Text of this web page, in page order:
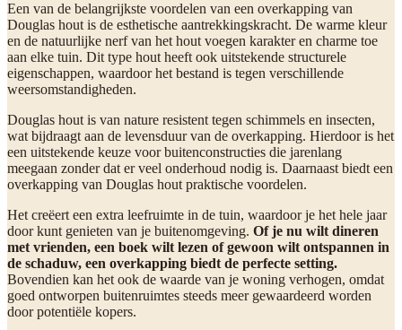
Een van de belangrijkste voordelen van een overkapping van
Douglas hout is de esthetische aantrekkingskracht. De warme kleur
en de natuurlijke nerf van het hout voegen karakter en charme toe
aan elke tuin. Dit type hout heeft ook uitstekende structurele
eigenschappen, waardoor het bestand is tegen verschillende
weersomstandigheden.
Douglas hout is van nature resistent tegen schimmels en insecten,
wat bijdraagt aan de levensduur van de overkapping. Hierdoor is het
een uitstekende keuze voor buitenconstructies die jarenlang
meegaan zonder dat er veel onderhoud nodig is. Daarnaast biedt een
overkapping van Douglas hout praktische voordelen.
Het creëert een extra leefruimte in de tuin, waardoor je het hele jaar
door kunt genieten van je buitenomgeving. Of je nu wilt dineren
met vrienden, een boek wilt lezen of gewoon wilt ontspannen in
de schaduw, een overkapping biedt de perfecte setting.
Bovendien kan het ook de waarde van je woning verhogen, omdat
goed ontworpen buitenruimtes steeds meer gewaardeerd worden
door potentiële kopers.